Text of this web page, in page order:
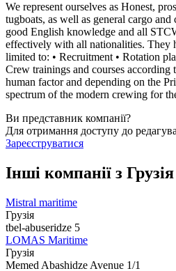
We represent ourselves as Honest,
tugboats, as well as general cargo
good English knowledge and all
effectively with all nationalities. They
limited to: • Recruitment • Rotation
Crew trainings and courses
human factor and depending on the
spectrum of the modern crewing for
Ви представник компанії?
Для отримання доступу до
Зареєструватися
Інші компанії з Грузія
Mistral maritime
Грузія
tbel-abuseridze 5
LOMAS Maritime
Грузія
Memed Abashidze Avenue 1/1